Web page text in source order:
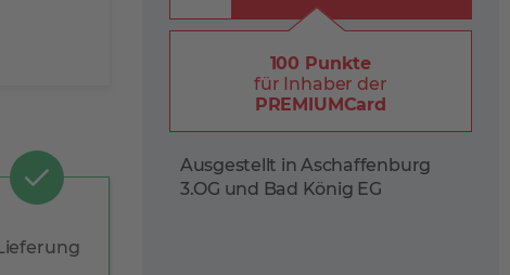
100 Punkte
für Inhaber der
PREMIUMCard
Ausgestellt in Aschaffenburg
3.OG und Bad König EG